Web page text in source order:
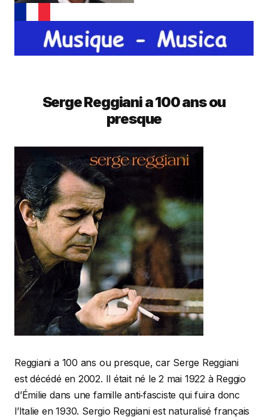
Serge Reggiani a 100 ans ou
presque
Reggiani a 100 ans ou presque, car Serge Reggiani
est décédé en 2002. Il était né le 2 mai 1922 à Reggio
d’Émilie dans une famille anti‐fasciste qui fuira donc
l’Italie en 1930. Sergio Reggiani est naturalisé français